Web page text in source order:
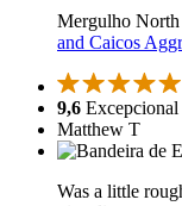
Mergulho North
and Caicos
9,6 Excepcional
Matthew T
Was a little